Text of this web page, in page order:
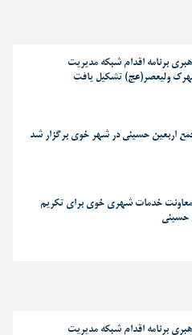
برنامه اقدام شبکه مدیریت
ولیعصر(عج) تشکیل یافت
اربعین حسینی در شهر خوی برگزار شد
معاونت خدمات شهری خوی برای تکریم
حسینی
برنامه اقدام شبکه مدیریت